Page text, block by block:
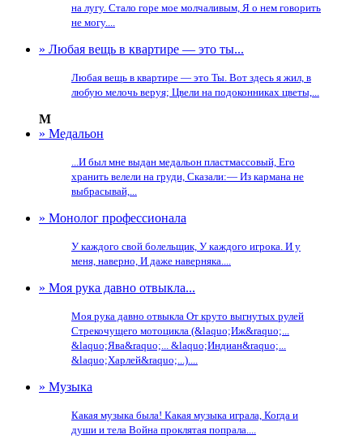
на лугу. Стало горе мое молчаливым, Я о нем говорить
не могу....
» Любая вещь в квартире — это ты...
Любая вещь в квартире — это Ты. Вот здесь я жил, в
любую мелочь веруя; Цвели на подоконниках цветы,...
М
» Медальон
...И был мне выдан медальон пластмассовый, Его
хранить велели на груди, Сказали:— Из кармана не
выбрасывай,...
» Монолог профессионала
У каждого свой болельщик, У каждого игрока. И у
меня, наверно, И даже наверняка....
» Моя рука давно отвыкла...
Моя рука давно отвыкла От круто выгнутых рулей
Стрекочущего мотоцикла (&laquo;Иж&raquo;...
&laquo;Ява&raquo;... &laquo;Индиан&raquo;...
&laquo;Харлей&raquo;...)....
» Музыка
Какая музыка была! Какая музыка играла, Когда и
души и тела Война проклятая попрала....